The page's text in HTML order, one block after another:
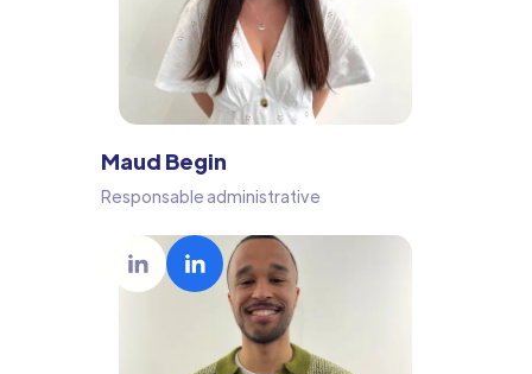
Maud Begin
Responsable administrative